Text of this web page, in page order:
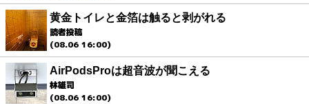
黄金トイレと金箔は触ると剥がれる
読者投稿
(08.06 16:00)
AirPodsProは超音波が聞こえる
林雄司
(08.06 16:00)